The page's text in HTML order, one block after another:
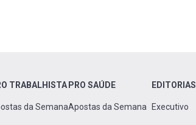
TRABALHISTA
da Semana
PRO SAÚDE
Apostas da Semana
EDITORIAS
Executivo